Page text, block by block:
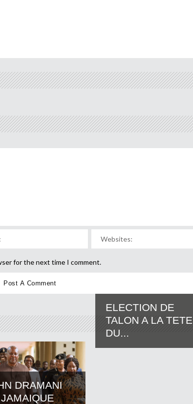
for the next time I comment.
DRAMANI
ELECTION DE
TALON A LA TETE
DU...